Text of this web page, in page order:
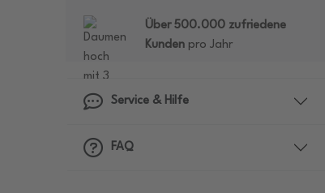
Über 500.000 zufriedene
Kundenpro Jahr
Service & Hilfe
FAQ